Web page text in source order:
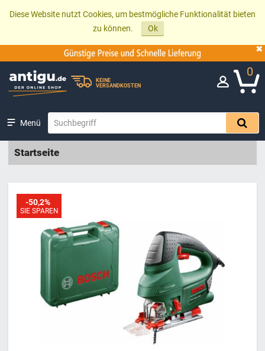
Diese Website nutzt Cookies, um bestmögliche Funktionalität bieten
zu können.
Ok
KEINE
VERSANDKOSTEN
0
Menü
Startseite
-50,2%
SIE SPAREN